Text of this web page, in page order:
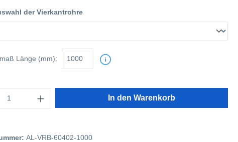
der Vierkantrohre
Länge (mm):
In den Warenkorb
AL-VRB-60402-1000